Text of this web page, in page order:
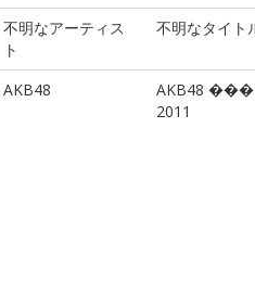
不明なアーティス
ト
不明なタイト
AKB48
AKB48
2011